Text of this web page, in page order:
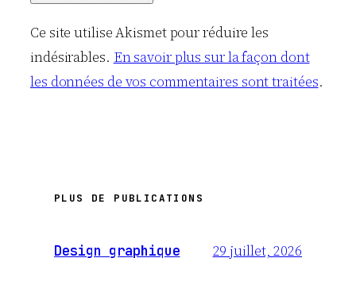
Ce site utilise Akismet pour réduire les
indésirables. En savoir plus sur la façon dont
les données de vos commentaires sont traitées.
PLUS DE PUBLICATIONS
Design graphique 29 juillet, 2026